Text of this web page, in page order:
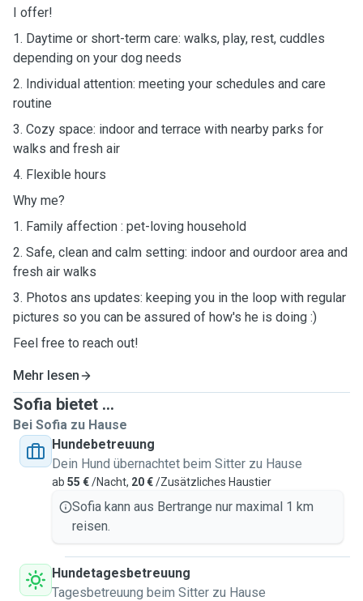
I offer!
1. Daytime or short-term care: walks, play, rest, cuddles
depending on your dog needs
2. Individual attention: meeting your schedules and care
routine
3. Cozy space: indoor and terrace with nearby parks for
walks and fresh air
4. Flexible hours
Why me?
1. Family affection : pet-loving household
2. Safe, clean and calm setting: indoor and ourdoor area and
fresh air walks
3. Photos ans updates: keeping you in the loop with regular
pictures so you can be assured of how's he is doing :)
Feel free to reach out!
Mehr lesen
Sofia bietet ...
Bei Sofia zu Hause
Hundebetreuung
Dein Hund übernachtet beim Sitter zu Hause
ab 55 €/Nacht, 20 €/Zusätzliches Haustier
Sofia kann aus Bertrange nur maximal 1 km
reisen.
Hundetagesbetreuung
Tagesbetreuung beim Sitter zu Hause